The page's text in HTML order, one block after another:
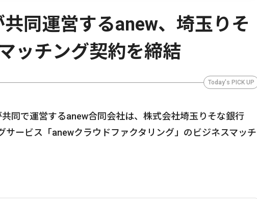
同運営するanew、埼玉りそ
ッチング契約を締結
Today's PICK UP
同で運営するanew合同会社は、株式会社埼玉りそな銀行
サービス「anewクラウドファクタリング」のビジネスマッチ